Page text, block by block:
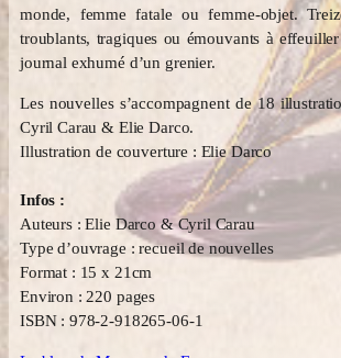
monde, femme fatale ou femme-objet.
troublants, tragiques ou émouvants à
journal exhumé d’un grenier.
Les nouvelles s’accompagnent de 18
Cyril Carau & Elie Darco.
Illustration de couverture : Elie Darco
Infos :
Auteurs : Elie Darco & Cyril Carau
Type d’ouvrage : recueil de nouvelles
Format : 15 x 21cm
Environ : 220 pages
ISBN : 978-2-918265-06-1